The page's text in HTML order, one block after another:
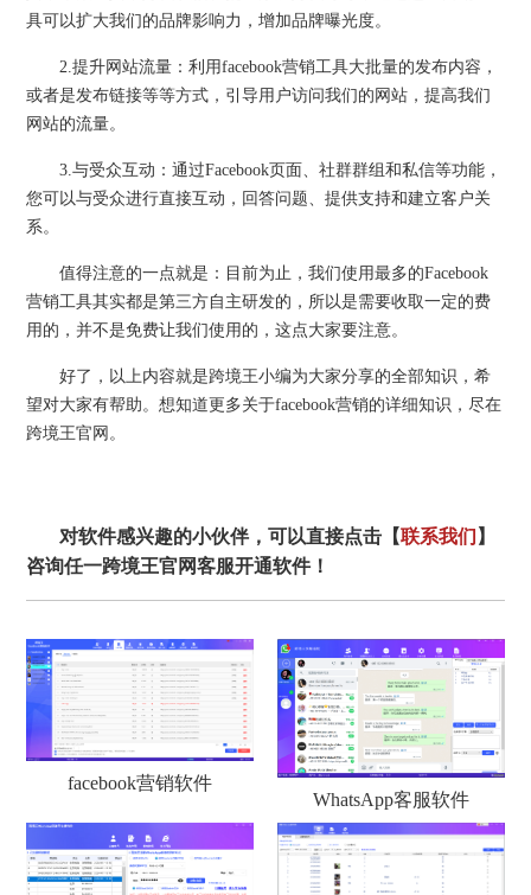
具可以扩大我们的品牌影响力，增加品牌曝光度。
2.提升网站流量：利用facebook营销工具大批量的发布内容，
或者是发布链接等等方式，引导用户访问我们的网站，提高我们
网站的流量。
3.与受众互动：通过Facebook页面、社群群组和私信等功能，
您可以与受众进行直接互动，回答问题、提供支持和建立客户关
系。
值得注意的一点就是：目前为止，我们使用最多的Facebook
营销工具其实都是第三方自主研发的，所以是需要收取一定的费
用的，并不是免费让我们使用的，这点大家要注意。
好了，以上内容就是跨境王小编为大家分享的全部知识，希
望对大家有帮助。想知道更多关于facebook营销的详细知识，尽在
跨境王官网。
对软件感兴趣的小伙伴，可以直接点击【联系我们 】
咨询任一跨境王官网客服开通软件！
facebook营销软件
WhatsApp客服软件